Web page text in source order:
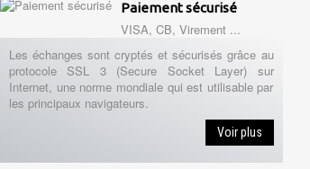
Paiement sécurisé
VISA, CB, Virement ...
Les échanges sont cryptés et sécurisés grâce au
protocole SSL 3 (Secure Socket Layer) sur
Internet, une norme mondiale qui est utilisable par
les principaux navigateurs.
Voir plus